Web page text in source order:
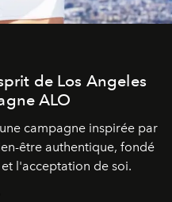
de Los Angeles
ALO
campagne inspirée par
être authentique, fondé
l'acceptation de soi.